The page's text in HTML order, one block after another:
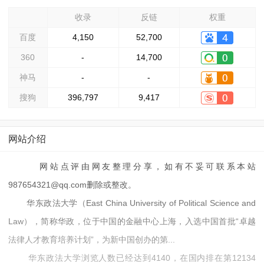
收录 反链 权重
百度 4,150 52,700
360 - 14,700
神马 - -
搜狗 396,797 9,417
网站介绍
网站点评由网友整理分享，如有不妥可联系本站
987654321@qq.com删除或整改。
华东政法大学（East China University of Political Science and
Law），简称华政，位于中国的金融中心上海，入选中国首批“卓越
法律人才教育培养计划”，为新中国创办的第...
华东政法大学浏览人数已经达到4140，在国内排在第12134